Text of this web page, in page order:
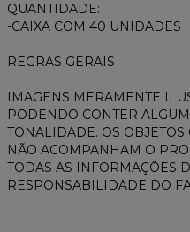
QUANTIDADE:
-CAIXA COM 40 UNIDADES
REGRAS GERAIS
IMAGENS MERAMENTE
PODENDO CONTER
TONALIDADE. OS
NÃO ACOMPANHAM O
TODAS AS INFORMAÇÕES
RESPONSABILIDADE DO